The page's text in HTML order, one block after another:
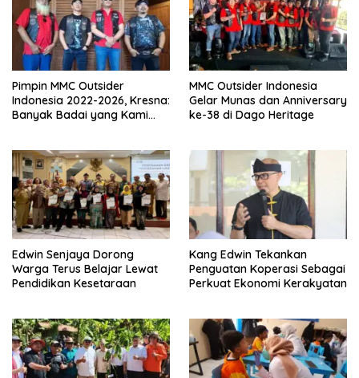
Pimpin MMC Outsider
Indonesia 2022-2026, Kresna:
Banyak Badai yang Kami
MMC Outsider Indonesia
Gelar Munas dan Anniversary
ke-38 di Dago Heritage
Edwin Senjaya Dorong
Warga Terus Belajar Lewat
Pendidikan Kesetaraan
Kang Edwin Tekankan
Penguatan Koperasi Sebagai
Perkuat Ekonomi Kerakyatan